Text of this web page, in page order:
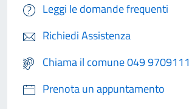
Leggi le domande frequenti
Richiedi Assistenza
Chiama il comune 049 9709111
Prenota un appuntamento